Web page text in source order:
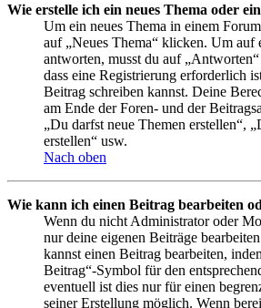
Wie erstelle ich ein neues Thema oder
Um ein neues Thema in einem
auf „Neues Thema“ klicken. Um auf
antworten, musst du auf
dass eine Registrierung erforderlich
Beitrag schreiben kannst. Deine
am Ende der Foren- und der
„Du darfst neue Themen erstellen“,
erstellen“ usw.
Nach oben
Wie kann ich einen Beitrag bearbeiten
Wenn du nicht Administrator oder
nur deine eigenen Beiträge
kannst einen Beitrag bearbeiten,
Beitrag“-Symbol für den
eventuell ist dies nur für einen
seiner Erstellung möglich. Wenn